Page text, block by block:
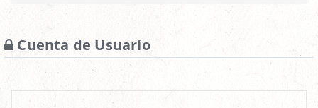
Cuenta de Usuario